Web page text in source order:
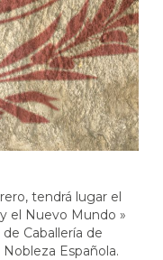
tendrá lugar el
el Nuevo Mundo »
Caballería de
Española.